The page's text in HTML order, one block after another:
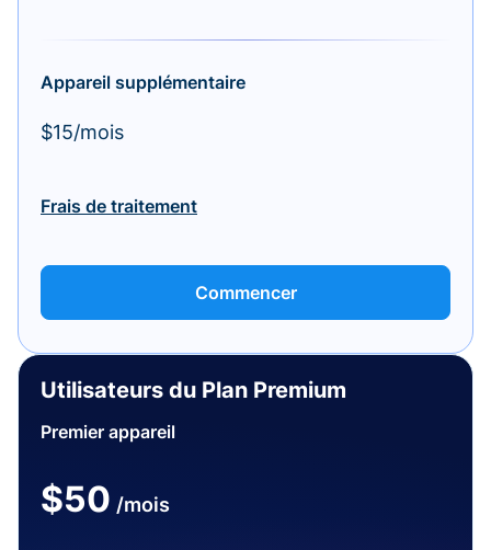
Appareil supplémentaire
$15/mois
Frais de traitement
Commencer
Utilisateurs du Plan Premium
Premier appareil
$50 /mois